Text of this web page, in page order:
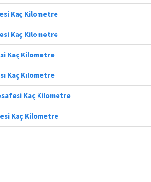
Kaç Kilometre
Kaç Kilometre
Kaç Kilometre
Kaç Kilometre
Kaç Kilometre
Kaç Kilometre